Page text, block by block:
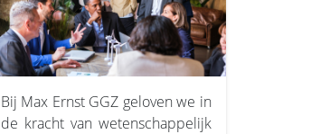
Bij Max Ernst GGZ geloven we in
de kracht van wetenschappelijk